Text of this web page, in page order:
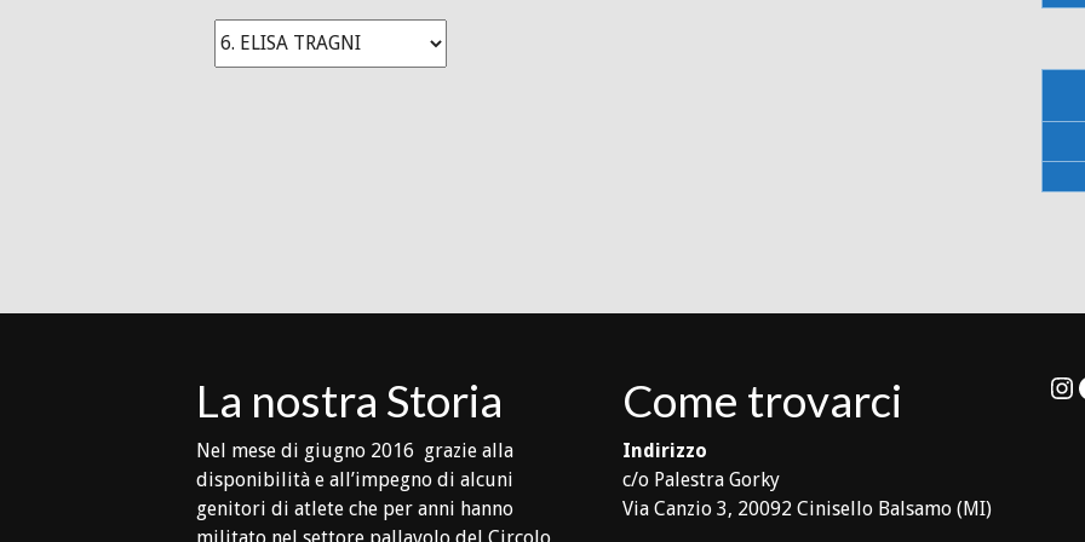
La nostra Storia
Nel mese di giugno 2016 grazie alla
disponibilità e all’impegno di alcuni
genitori di atlete che per anni hanno
Come trovarci
Indirizzo
c/o Palestra Gorky
Via Canzio 3, 20092 Cinisello Balsamo (MI)